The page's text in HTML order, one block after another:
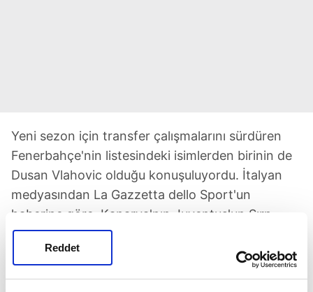
Reddet
Yeni sezon için transfer çalışmalarını sürdüren
Fenerbahçe'nin listesindeki isimlerden birinin de
Dusan Vlahovic olduğu konuşuluyordu. İtalyan
medyasından La Gazzetta dello Sport'un
haberine göre, Kanarya'nın Juventus'un Sırp
yıldızına yapacağı teklif belli oldu. Sarı-
Lacivertliler'in, 25 yaşındaki futbolcuya yıllık 10
milyon Euro, Juventus'a ise bonservisi için 30